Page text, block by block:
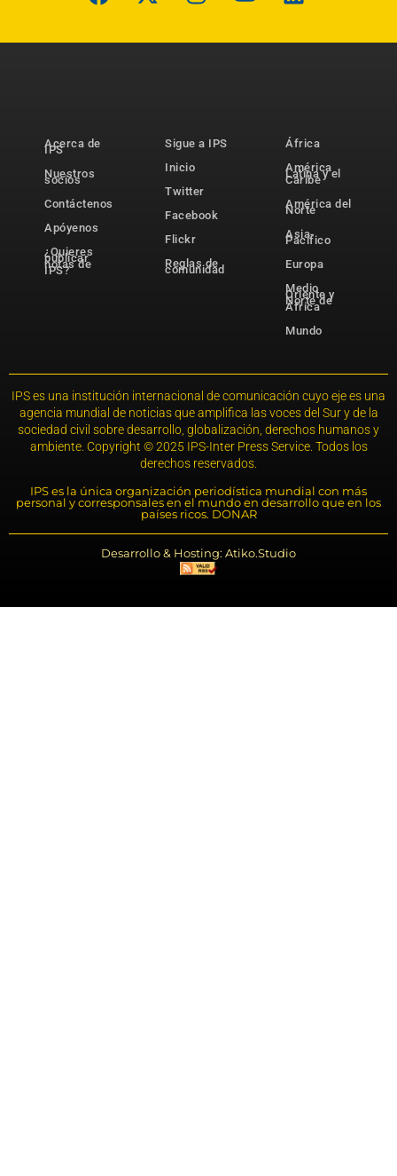
Acerca de
IPS
Nuestros
socios
Contáctenos
Apóyenos
¿Quieres
publicar
notas de
IPS?
Sigue a IPS
Inicio
Twitter
Facebook
Flickr
Reglas de
comunidad
África
América
Latina y el
Caribe
América del
Norte
Asia-
Pacífico
Europa
Medio
Oriente y
Norte de
África
Mundo
IPS es una institución internacional de comunicación cuyo eje es una
agencia mundial de noticias que amplifica las voces del Sur y de la
sociedad civil sobre desarrollo, globalización, derechos humanos y
ambiente. Copyright © 2025 IPS-Inter Press Service. Todos los
derechos reservados.
IPS es la única organización periodística mundial con más
personal y corresponsales en el mundo en desarrollo que en los
países ricos. DONAR
Desarrollo & Hosting: Atiko.Studio